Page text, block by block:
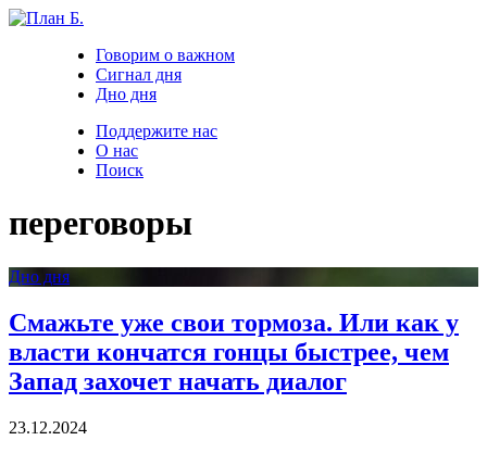
Говорим о важном
Сигнал дня
Дно дня
Поддержите нас
О нас
Поиск
переговоры
Дно дня
Смажьте уже свои тормоза. Или как у
власти кончатся гонцы быстрее, чем
Запад захочет начать диалог
23.12.2024